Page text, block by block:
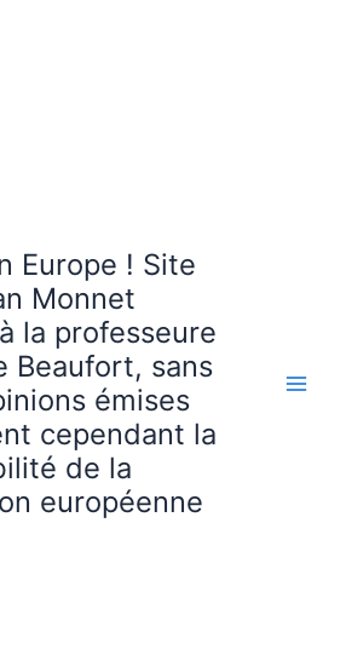
Europe ! Site
Monnet
la professeure
Beaufort, sans
émises
cependant la
de la
européenne